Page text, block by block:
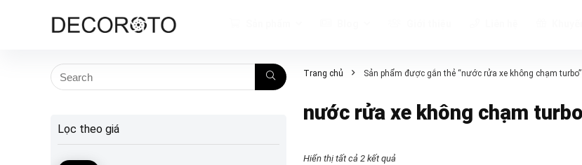
Lọc theo giá
Trang chủ Sản phẩm được gắn thẻ “nước rửa xe không chạm turbo”
nước rửa xe không chạm turbo
Hiển thị tất cả 2 kết quả